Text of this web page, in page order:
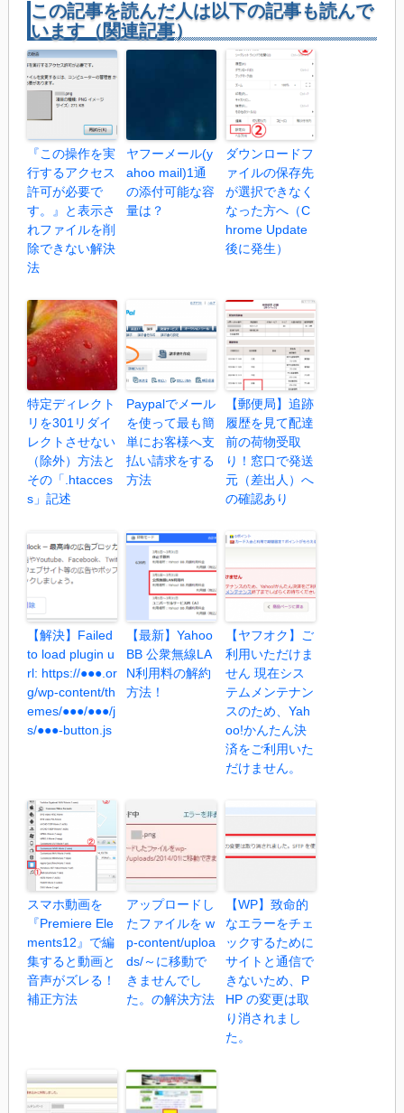
この記事を読んだ人は以下の記事も読んで
います（関連記事）
『この操作を実
行するアクセス
許可が必要で
す。』と表示さ
れファイルを削
除できない解決
法
ヤフーメール(y
ahoo mail)1通
の添付可能な容
量は？
ダウンロードフ
ァイルの保存先
が選択できなく
なった方へ（C
hrome Update
後に発生）
特定ディレクト
リを301リダイ
レクトさせない
（除外）方法と
その「.htacces
s」記述
Paypalでメール
を使って最も簡
単にお客様へ支
払い請求をする
方法
【郵便局】追跡
履歴を見て配達
前の荷物受取
り！窓口で発送
元（差出人）へ
の確認あり
【解決】Failed
to load plugin u
rl: https://●●●.or
g/wp-content/th
emes/●●●/●●●/j
s/●●●-button.js
【最新】Yahoo
BB 公衆無線LA
N利用料の解約
方法！
【ヤフオク】ご
利用いただけま
せん 現在シス
テムメンテナン
スのため、Yah
oo!かんたん決
済をご利用いた
だけません。
スマホ動画を
『Premiere Ele
ments12』で編
集すると動画と
音声がズレる！
補正方法
アップロードし
たファイルを w
p-content/uploa
ds/～に移動で
きませんでし
た。の解決方法
【WP】致命的
なエラーをチェ
ックするために
サイトと通信で
きないため、P
HP の変更は取
り消されまし
た。